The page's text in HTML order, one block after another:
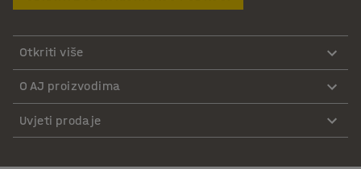
Otkriti više
O AJ proizvodima
Uvjeti prodaje